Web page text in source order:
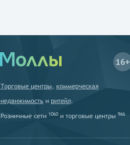
16+
Торговые центры, коммерческая
недвижимость и ритейл.
Розничные сети 1060и торговые центры 966